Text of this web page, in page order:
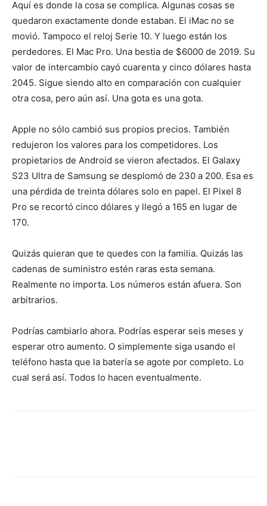
Aquí es donde la cosa se complica. Algunas cosas se
quedaron exactamente donde estaban. El iMac no se
movió. Tampoco el reloj Serie 10. Y luego están los
perdedores. El Mac Pro. Una bestia de $6000 de 2019. Su
valor de intercambio cayó cuarenta y cinco dólares hasta
2045. Sigue siendo alto en comparación con cualquier
otra cosa, pero aún así. Una gota es una gota.
Apple no sólo cambió sus propios precios. También
redujeron los valores para los competidores. Los
propietarios de Android se vieron afectados. El Galaxy
S23 Ultra de Samsung se desplomó de 230 a 200. Esa es
una pérdida de treinta dólares solo en papel. El Pixel 8
Pro se recortó cinco dólares y llegó a 165 en lugar de
170.
Quizás quieran que te quedes con la familia. Quizás las
cadenas de suministro estén raras esta semana.
Realmente no importa. Los números están afuera. Son
arbitrarios.
Podrías cambiarlo ahora. Podrías esperar seis meses y
esperar otro aumento. O simplemente siga usando el
teléfono hasta que la batería se agote por completo. Lo
cual será así. Todos lo hacen eventualmente.